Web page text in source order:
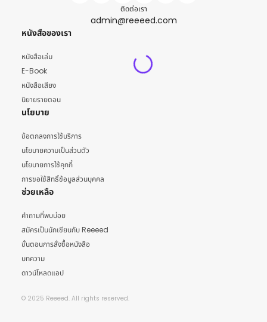
ติดต่อเรา
admin@reeeed.com
หนังสือของเรา
หนังสือเล่ม
E-Book
หนังสือเสียง
นิยายรายตอน
นโยบาย
ข้อตกลงการใช้บริการ
นโยบายความเป็นส่วนตัว
นโยบายการใช้คุกกี้
การขอใช้สิทธิ์ข้อมูลส่วนบุคคล
ช่วยเหลือ
คำถามที่พบบ่อย
สมัครเป็นนักเขียนกับ Reeeed
ขั้นตอนการสั่งซื้อหนังสือ
บทความ
ดาวน์โหลดแอป
© 2025 Reeeed. All rights reserved.